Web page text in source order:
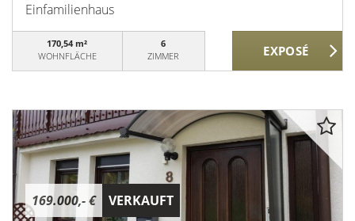
Einfamilienhaus
170,54 m²
WOHNFLÄCHE
6
ZIMMER
169.000,- € VERKAUFT